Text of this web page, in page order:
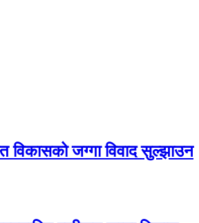
विकासको जग्गा विवाद सुल्झाउन